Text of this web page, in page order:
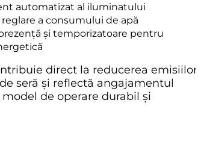
automatizat al iluminatului
a consumului de apă
și temporizatoare pentru
direct la reducerea emisiilor
seră și reflectă angajamentul
de operare durabil și